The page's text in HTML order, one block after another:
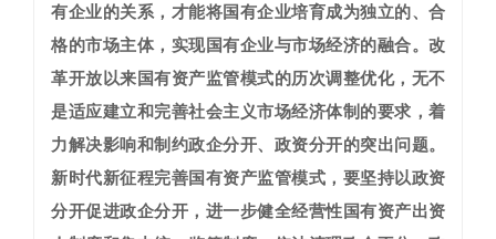
有企业的关系，才能将国有企业培育成为独立的、合
格的市场主体，实现国有企业与市场经济的融合。改
革开放以来国有资产监管模式的历次调整优化，无不
是适应建立和完善社会主义市场经济体制的要求，着
力解决影响和制约政企分开、政资分开的突出问题。
新时代新征程完善国有资产监管模式，要坚持以政资
分开促进政企分开，进一步健全经营性国有资产出资